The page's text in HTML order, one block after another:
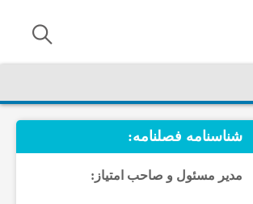
شناسنامه فصلنامه:
مدیر مسئول و صاحب امتیاز :